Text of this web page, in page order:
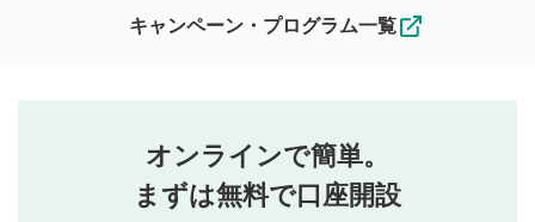
投稿するボタン
星で評価をすると投稿できます。（お名前とコメント
なお、投稿をもって、本注意事項に同意されたものとみなし
行ってください。
当社は、利用者同士、もしくは利用者と第三者間のトラ
ブルによって生じた損害に対して一切の責任を負いませ
キャンペーン・プログラム一覧
オンラインで簡単。
まずは無料で口座開設